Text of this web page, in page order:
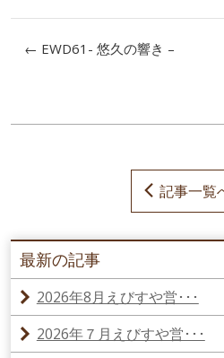
← EWD61- 悠久の響き –
記事一覧
最新の記事
2026年8月えびすや営･･･
2026年７月えびすや営･･･